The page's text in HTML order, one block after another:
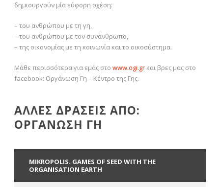
δημιουργούν μία εύφορη σχέση:
– του ανθρώπου με τη γη,
– του ανθρώπου με τον συνάνθρωπο,
– της οικονομίας με τη κοινωνία και το οικοσύστημα.
Μάθε περισσότερα για εμάς στο www.ogi.gr και βρες μας στο
facebook: Οργάνωση Γη – Κέντρο της Γης.
ΑΛΛΕΣ ΔΡΑΣΕΙΣ ΑΠΟ:
ΟΡΓΑΝΩΣΗ ΓΗ
MIKROPOLIS. GAMES OF SEED WITH THE
ORGANISATION EARTH